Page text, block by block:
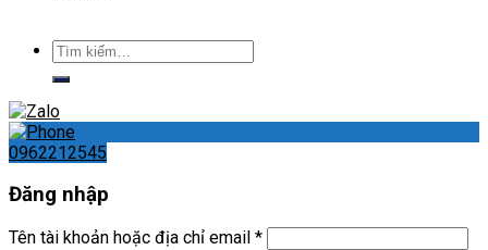
Tìm
kiếm:
0962212545
Đăng nhập
Tên tài khoản hoặc địa chỉ email *